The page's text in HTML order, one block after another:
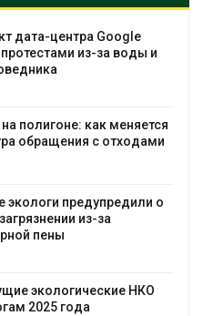
дата-центра Google
из-за воды и
на полигоне: как меняется
обращения с отходами
экологи предупредили о
из-за
пены
экологические НКО
2025 года